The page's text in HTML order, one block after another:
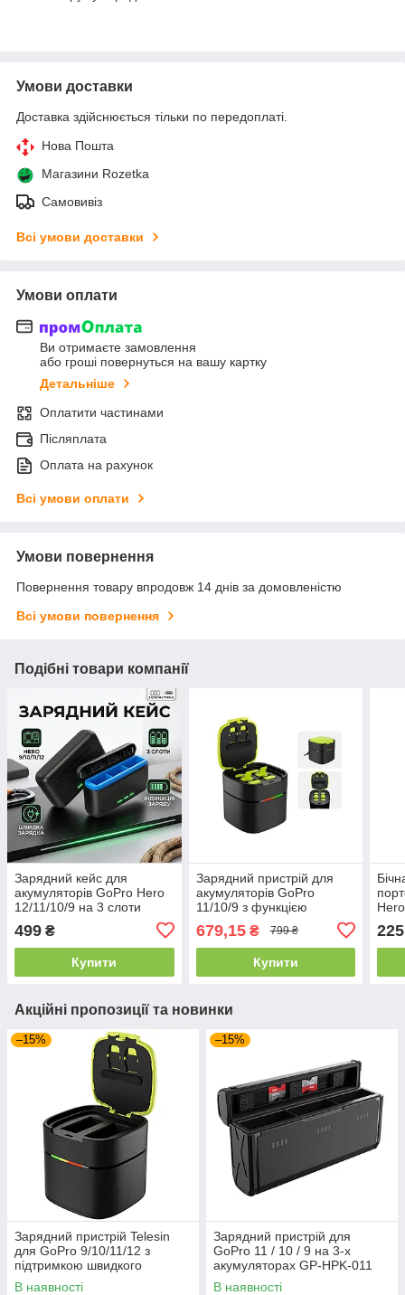
Умови доставки
Доставка здійснюється тільки по передоплаті.
Нова Пошта
Магазини Rozetka
Самовивіз
Всі умови доставки
Умови оплати
Ви отримаєте замовлення
або гроші повернуться на вашу картку
Детальніше
Оплатити частинами
Післяплата
Оплата на рахунок
Всі умови оплати
Умови повернення
Повернення товару впродовж 14 днів за домовленістю
Всі умови повернення
Подібні товари компанії
Зарядний кейс для
акумуляторів GoPro Hero
12/11/10/9 на 3 слоти
499 ₴
Купити
Зарядний пристрій для
акумуляторів GoPro
11/10/9 з функцією
679,15₴ 799 ₴
Купити
225
Акційні пропозиції та новинки
–15%
Зарядний пристрій Telesin
для GoPro 9/10/11/12 з
підтримкою швидкого
заряджання для 2-х батарей
В наявності
–15%
Зарядний пристрій для
GoPro 11 / 10 / 9 на 3-х
акумуляторах GP-HPK-011
В наявності